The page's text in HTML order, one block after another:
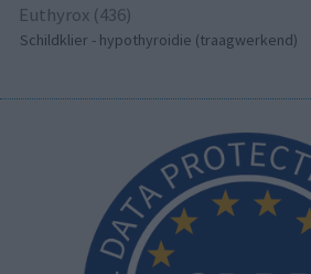
Euthyrox (436)
Schildklier - hypothyroidie (traagwerkend)